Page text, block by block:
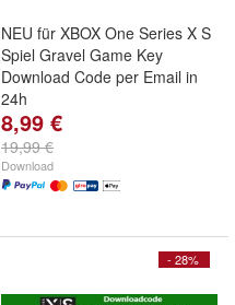
NEU für XBOX One Series X S
Spiel Gravel Game Key
Download Code per Email in
24h
8,99 €
19,99 €
Download
- 28%